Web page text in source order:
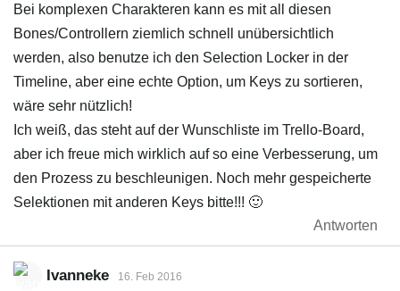
Bei komplexen Charakteren kann es mit all diesen
Bones/Controllern ziemlich schnell unübersichtlich
werden, also benutze ich den Selection Locker in der
Timeline, aber eine echte Option, um Keys zu sortieren,
wäre sehr nützlich!
Ich weiß, das steht auf der Wunschliste im Trello-Board,
aber ich freue mich wirklich auf so eine Verbesserung, um
den Prozess zu beschleunigen. Noch mehr gespeicherte
Selektionen mit anderen Keys bitte!!! 🙂
Antworten
Ivanneke 16. Feb 2016